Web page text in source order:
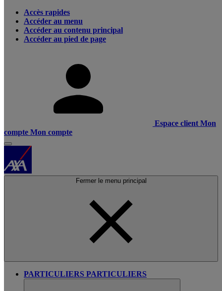
Accès rapides
Accéder au menu
Accéder au contenu principal
Accéder au pied de page
Espace client Mon
compte Mon compte
Fermer le menu principal
PARTICULIERS PARTICULIERS